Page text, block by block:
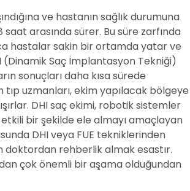
ve hastanın sağlık durumuna
arasında sürer. Bu süre zarfında
hastalar sakin bir ortamda yatar ve
(Dinamik Saç İmplantasyon Tekniği)
sonuçları daha kısa sürede
uzmanları, ekim yapılacak bölgeye
DHI saç ekimi, robotik sistemler
bir şekilde ele almayı amaçlayan
DHI veya FUE tekniklerinden
rehberlik almak esastır.
çok önemli bir aşama olduğundan